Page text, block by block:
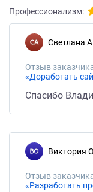
Профессионализм:
Светлана
Отзыв
«Доработать
Спасибо
Виктория
Отзыв